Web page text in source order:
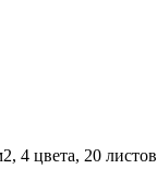
4 цвета, 20